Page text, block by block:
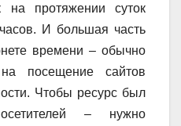
на протяжении суток
И большая часть
времени – обычно
посещение сайтов
Чтобы ресурс был
– нужно